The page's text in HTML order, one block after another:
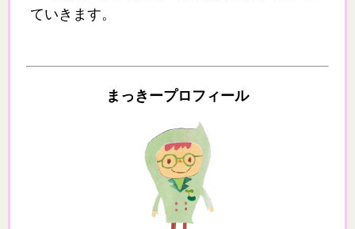
ていきます。
まっきープロフィール